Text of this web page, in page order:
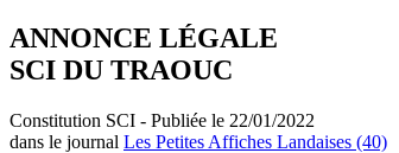
ANNONCE LÉGALE
SCI DU TRAOUC
Constitution SCI - Publiée le 22/01/2022
dans le journal Les Petites Affiches Landaises (40)